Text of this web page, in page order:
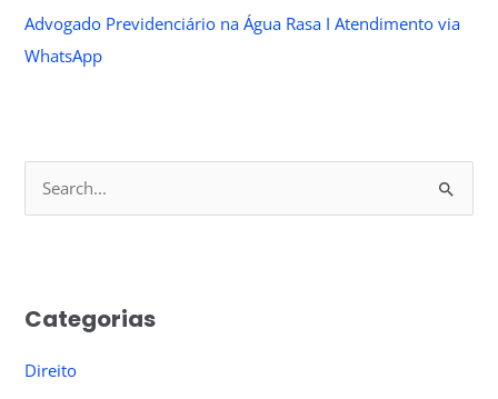
Advogado Previdenciário na Água Rasa I Atendimento via
WhatsApp
c
Categorias
Direito